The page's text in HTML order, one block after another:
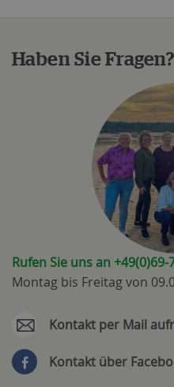
Haben Sie Fragen?
Rufen Sie uns an +49(0)69-
Montag bis Freitag von
Kontakt per Mail
Kontakt über